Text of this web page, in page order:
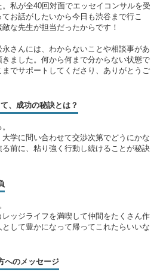
私が全40回対面でエッセイコンサルを受
お話がしたいから今日も渋谷まで行こ
な先生が担当だったからです！
さんには、わからないことや相談事があ
ました。何から何まで分からない状態で
でサポートしてくださり、ありがとうご
、成功の秘訣とは？
学に問い合わせて交渉次第でどうにかな
前に、粘り強く行動し続けることが秘訣
ッジライフを満喫して仲間をたくさん作
して豊かになって帰ってこれたらいいな
へのメッセージ